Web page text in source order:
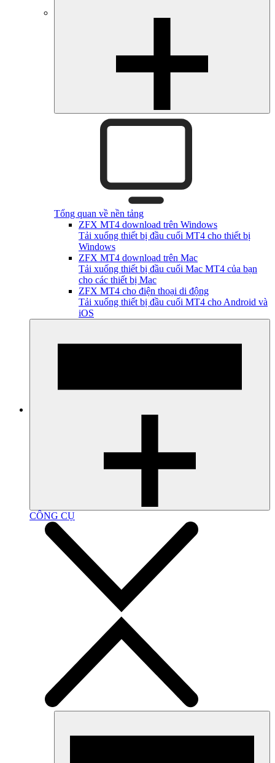
Tổng quan về nền tảng
ZFX MT4 download trên Windows
Tải xuống thiết bị đầu cuối MT4 cho thiết bị
Windows
ZFX MT4 download trên Mac
Tải xuống thiết bị đầu cuối Mac MT4 của bạn
cho các thiết bị Mac
ZFX MT4 cho điện thoại di động
Tải xuống thiết bị đầu cuối MT4 cho Android và
iOS
CÔNG CỤ